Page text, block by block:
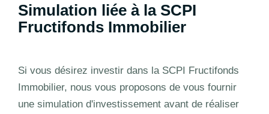
Simulation liée à la SCPI
Fructifonds Immobilier
Si vous désirez investir dans la SCPI Fructifonds
Immobilier, nous vous proposons de vous fournir
une simulation d'investissement avant de réaliser